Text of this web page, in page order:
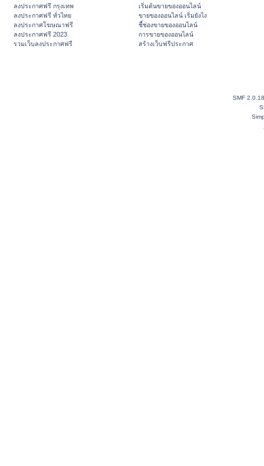
ลงประกาศฟรี กรุงเทพ
ลงประกาศฟรี ทั่วไทย
ลงประกาศโฆษณาฟรี
ลงประกาศฟรี 2023
รวมเว็บลงประกาศฟรี
เริ่มต้นขายของออนไลน์
ขายของออนไลน์ เริ่มยังไง
ชี้ช่องขายของออนไลน์
การขายของออนไลน์
สร้างเว็บฟรีประกาศ
SMF 2.0.18